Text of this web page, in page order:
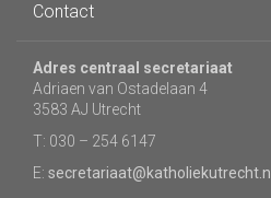
Contact
Adres centraal secretariaat
Adriaen van Ostadelaan 4
3583 AJ Utrecht
T: 030 – 254 6147
E: secretariaat@katholiekutrecht.nl